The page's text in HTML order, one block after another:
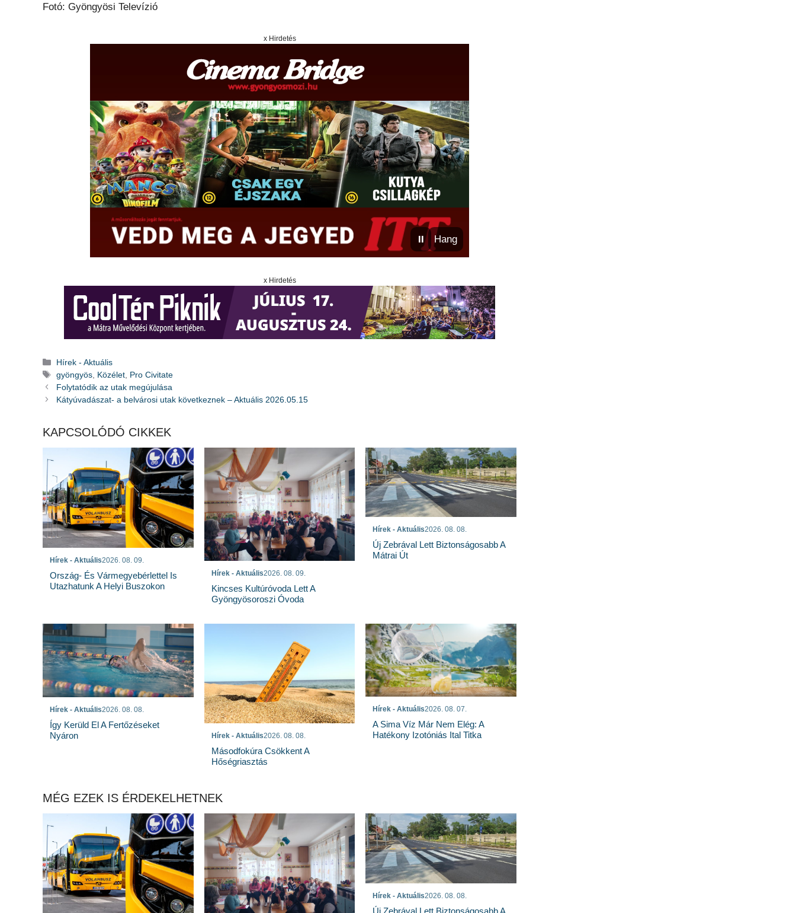
Fotó: Gyöngyösi Televízió
x Hirdetés
⏸ Hang
x Hirdetés
Kategória
Hírek - Aktuális
Címkék
gyöngyös Közélet Pro Civitate
Folytatódik az utak megújulása
Kátyúvadászat- a belvárosi utak következnek – Aktuális 2026.05.15
KAPCSOLÓDÓ CIKKEK
Hírek - Aktuális2026. 08. 09.
Ország- És Vármegyebérlettel Is
Utazhatunk A Helyi Buszokon
Hírek - Aktuális2026. 08. 09.
Kincses Kultúróvoda Lett A
Gyöngyösoroszi Óvoda
Hírek - Aktuális2026. 08. 08.
Új Zebrával Lett Biztonságosabb A
Mátrai Út
Hírek - Aktuális2026. 08. 08.
Így Kerüld El A Fertőzéseket
Nyáron
Hírek - Aktuális2026. 08. 08.
Másodfokúra Csökkent A
Hőségriasztás
Hírek - Aktuális2026. 08. 07.
A Sima Víz Már Nem Elég: A
Hatékony Izotóniás Ital Titka
MÉG EZEK IS ÉRDEKELHETNEK
Hírek - Aktuális2026. 08. 08.